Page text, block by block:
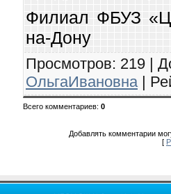
Филиал ФБУЗ
на-Дону
Просмотров: 219 |
ОльгаИвановна |
Всего комментариев: 0
Добавлять комментарии
[